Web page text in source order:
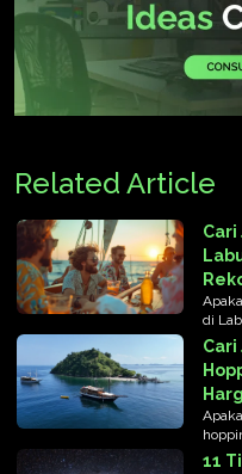
Related Article
Cari
di
Cari
11